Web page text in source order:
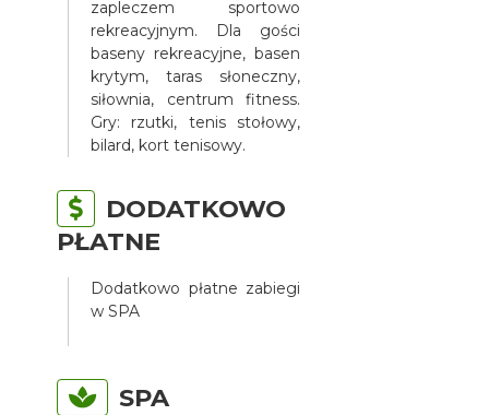
zapleczem sportowo
rekreacyjnym. Dla gości
baseny rekreacyjne, basen
krytym, taras słoneczny,
siłownia, centrum fitness.
Gry: rzutki, tenis stołowy,
bilard, kort tenisowy.
DODATKOWO
PŁATNE
Dodatkowo płatne zabiegi
w SPA
SPA